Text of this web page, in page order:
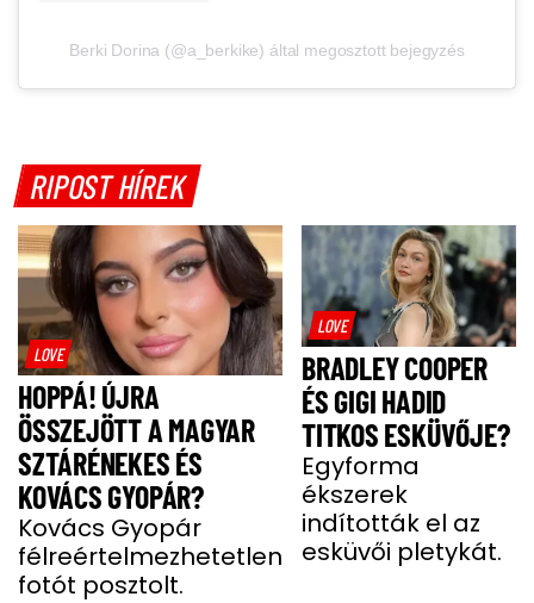
Berki Dorina (@a_berkike) által megosztott bejegyzés
RIPOST HÍREK
LOVE
HOPPÁ! ÚJRA
ÖSSZEJÖTT A MAGYAR
SZTÁRÉNEKES ÉS
KOVÁCS GYOPÁR?
Kovács Gyopár
félreértelmezhetetlen
fotót posztolt.
LOVE
BRADLEY COOPER
ÉS GIGI HADID
TITKOS ESKÜVŐJE?
Egyforma
ékszerek
indították el az
esküvői pletykát.